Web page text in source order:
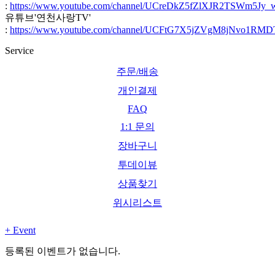
: https://www.youtube.com/channel/
유튜브'연천사랑TV'
: https://www.youtube.com/channel/
Service
주문/배송
개인결제
FAQ
1:1 문의
장바구니
투데이뷰
상품찾기
위시리스트
+ Event
등록된 이벤트가 없습니다.